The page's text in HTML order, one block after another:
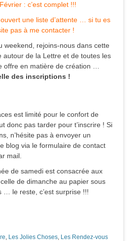
: c’est complet !!!
une liste d’attente … si tu es
pas à me contacter !
weekend, rejoins-nous dans cette
autour de la Lettre et de toutes les
offre en matière de création …
des inscriptions !
est limité pour le confort de
donc pas tarder pour t’inscrire ! Si
n’hésite pas à envoyer un
blog via le formulaire de contact
mail.
de samedi est consacrée aux
de dimanche au papier sous
… le reste, c’est surprise !!!
Les Jolies Choses Les Rendez-vous